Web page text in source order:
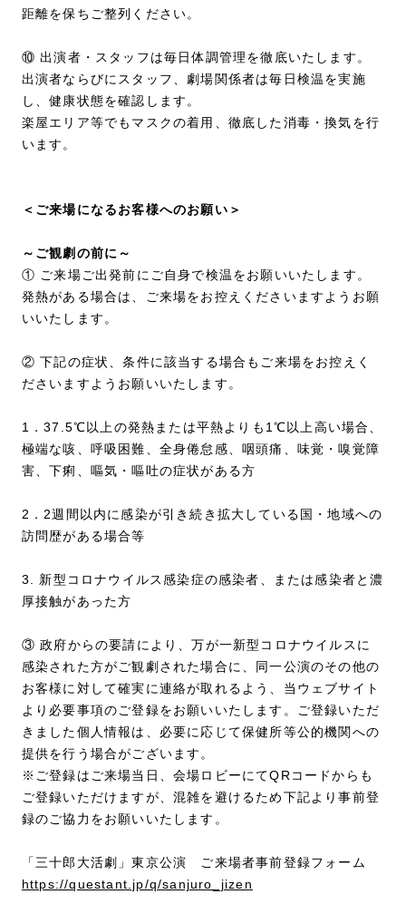
距離を保ちご整列ください。
⑩ 出演者・スタッフは毎日体調管理を徹底いたします。
出演者ならびにスタッフ、劇場関係者は毎日検温を実施
し、健康状態を確認します。
楽屋エリア等でもマスクの着用、徹底した消毒・換気を行
います。
＜ご来場になるお客様へのお願い＞
～ご観劇の前に～
① ご来場ご出発前にご自身で検温をお願いいたします。
発熱がある場合は、ご来場をお控えくださいますようお願
いいたします。
② 下記の症状、条件に該当する場合もご来場をお控えく
ださいますようお願いいたします。
1．37.5℃以上の発熱または平熱よりも1℃以上高い場合、
極端な咳、呼吸困難、全身倦怠感、咽頭痛、味覚・嗅覚障
害、下痢、嘔気・嘔吐の症状がある方
2．2週間以内に感染が引き続き拡大している国・地域への
訪問歴がある場合等
3. 新型コロナウイルス感染症の感染者、または感染者と濃
厚接触があった方
③ 政府からの要請により、万が一新型コロナウイルスに
感染された方がご観劇された場合に、同一公演のその他の
お客様に対して確実に連絡が取れるよう、当ウェブサイト
より必要事項のご登録をお願いいたします。ご登録いただ
きました個人情報は、必要に応じて保健所等公的機関への
提供を行う場合がございます。
※ご登録はご来場当日、会場ロビーにてQRコードからも
ご登録いただけますが、混雑を避けるため下記より事前登
録のご協力をお願いいたします。
「三十郎大活劇」東京公演 ご来場者事前登録フォーム
https://questant.jp/q/sanjuro_jizen